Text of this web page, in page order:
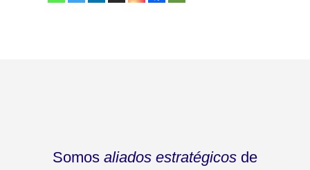
Somos aliados estratégicosde